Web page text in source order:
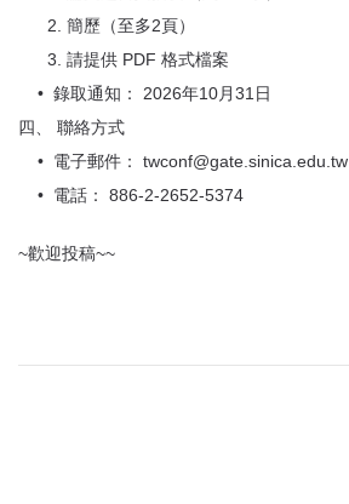
2. 簡歷（至多2頁）
3. 請提供 PDF 格式檔案
• 錄取通知： 2026年10月31日
四、 聯絡方式
• 電子郵件： twconf@gate.sinica.edu.tw
• 電話： 886-2-2652-5374
~歡迎投稿~~